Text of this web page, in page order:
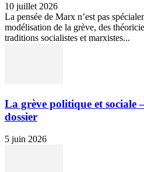
10 juillet 2026
La pensée de Marx n’est pas
modélisation de la grève, des
traditions socialistes et marxistes...
La grève politique et sociale
dossier
5 juin 2026